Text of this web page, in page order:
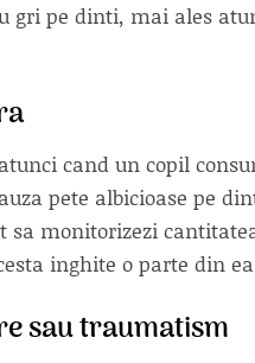
gri pe dinti, mai ales
cand un copil
pete albicioase pe
sa monitorizezi
inghite o parte din
sau traumatism